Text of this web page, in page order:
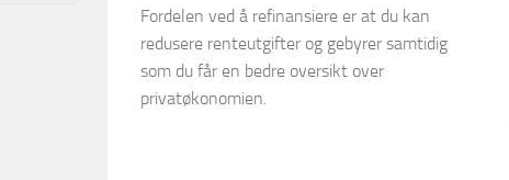
Fordelen ved å refinansiere er at du kan
redusere renteutgifter og gebyrer samtidig
som du får en bedre oversikt over
privatøkonomien.